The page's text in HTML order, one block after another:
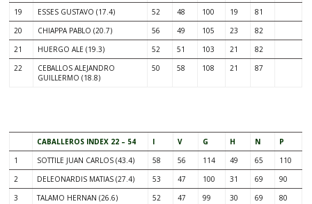
19
ESSES GUSTAVO (17.4) 52 48 100 19
81
20
CHIAPPA PABLO (20.7) 56 49 105 23
82
21
HUERGO ALE (19.3) 52 51 103 21
82
22
CEBALLOS ALEJANDRO
GUILLERMO (18.8)
50 58 108 21 87
CABALLEROS INDEX 22 – 54 I V G H N
P
1
SOTTILE JUAN CARLOS (43.4) 58 56 114 49 65
110
2
DELEONARDIS MATIAS (27.4) 53 47 100 31 69
90
3
TALAMO HERNAN (26.6) 52 47 99 30 69
80